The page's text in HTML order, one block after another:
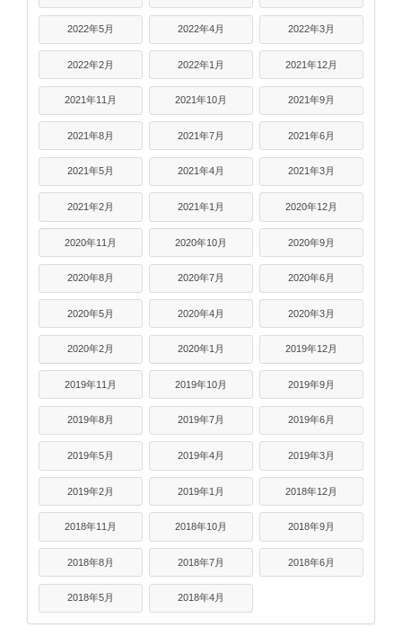
2022年5月 2022年4月 2022年3月
2022年2月 2022年1月 2021年12月
2021年11月 2021年10月 2021年9月
2021年8月 2021年7月 2021年6月
2021年5月 2021年4月 2021年3月
2021年2月 2021年1月 2020年12月
2020年11月 2020年10月 2020年9月
2020年8月 2020年7月 2020年6月
2020年5月 2020年4月 2020年3月
2020年2月 2020年1月 2019年12月
2019年11月 2019年10月 2019年9月
2019年8月 2019年7月 2019年6月
2019年5月 2019年4月 2019年3月
2019年2月 2019年1月 2018年12月
2018年11月 2018年10月 2018年9月
2018年8月 2018年7月 2018年6月
2018年5月 2018年4月